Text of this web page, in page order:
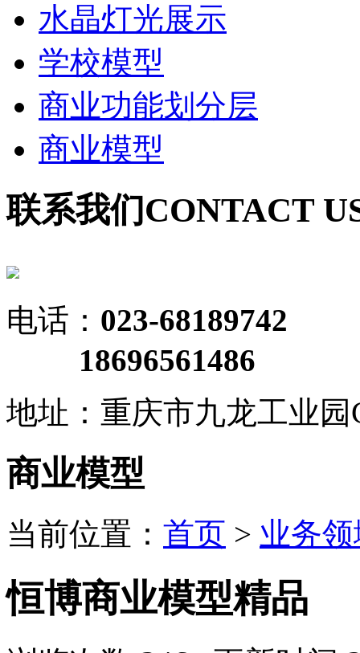
水晶灯光展示
学校模型
商业功能划分层
商业模型
联系我们CONTACT
电话： 023-68189742
18696561486
地址：重庆市九龙工业园
商业模型
当前位置： 首页 > 业务
恒博商业模型精品